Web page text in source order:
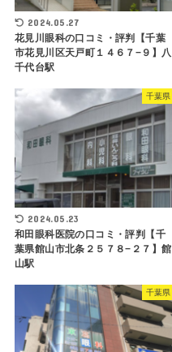
2024.05.27
花見川眼科の口コミ・評判【千葉
市花見川区天戸町１４６７−９】八
千代台駅
千葉県
2024.05.23
和田眼科医院の口コミ・評判【千
葉県館山市北条２５７８−２７】館
山駅
千葉県